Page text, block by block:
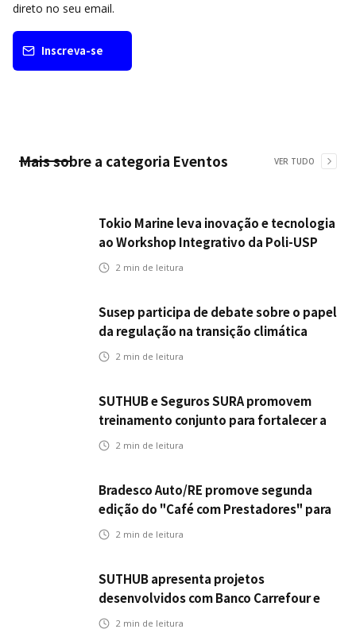
direto no seu email.
Inscreva-se
Mais sobre a categoria Eventos VER TUDO
Tokio Marine leva inovação e tecnologia
ao Workshop Integrativo da Poli-USP
2 min de leitura
Susep participa de debate sobre o papel
da regulação na transição climática
2 min de leitura
SUTHUB e Seguros SURA promovem
treinamento conjunto para fortalecer a
operação comercial do Seguro
2 min de leitura
Bradesco Auto/RE promove segunda
edição do "Café com Prestadores" para
fortalecer parceria e aprimorar
2 min de leitura
SUTHUB apresenta projetos
desenvolvidos com Banco Carrefour e
A.PET no Congresso Latino-Americano
2 min de leitura